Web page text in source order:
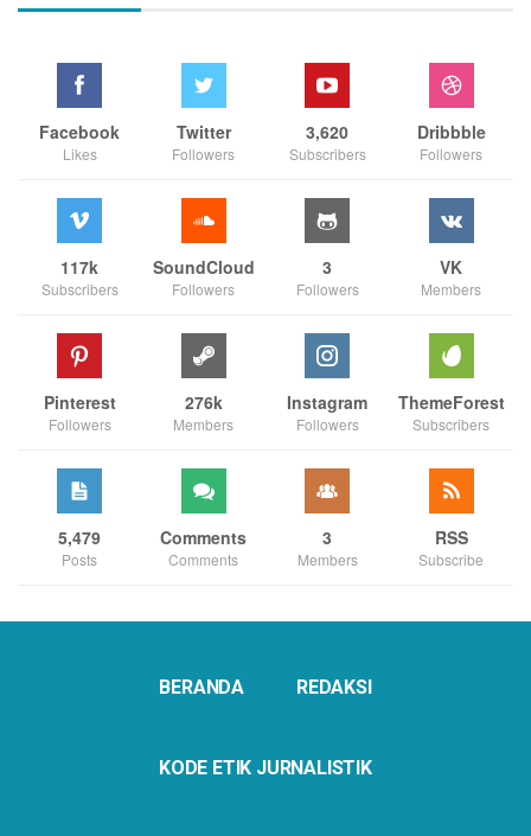
Facebook
Likes
Twitter
Followers
3,620
Subscribers
Dribbble
Followers
117k
Subscribers
SoundCloud
Followers
3
Followers
VK
Members
Pinterest
Followers
276k
Members
Instagram
Followers
ThemeForest
Subscribers
5,479
Posts
Comments
Comments
3
Members
RSS
Subscribe
BERANDA REDAKSI
KODE ETIK JURNALISTIK